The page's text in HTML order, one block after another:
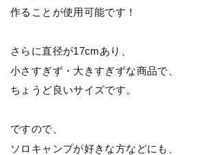
作ることが使用可能です！
さらに直径が17cmあり、
小さすぎず・大きすぎずな商品で、
ちょうど良いサイズです。
ですので、
ソロキャンプが好きな方などにも、